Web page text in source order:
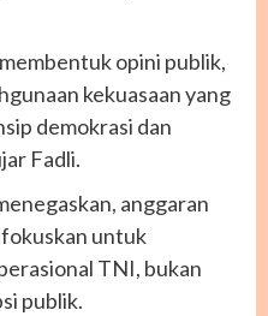
opini publik,
kekuasaan yang
demokrasi dan
Fadli.
anggaran
untuk
TNI, bukan
publik.